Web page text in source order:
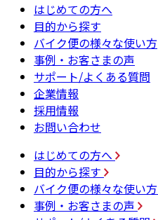
はじめての方へ
目的から探す
バイク便の様々な使い方
事例・お客さまの声
サポート/よくある質問
企業情報
採用情報
お問い合わせ
はじめての方へ
目的から探す
バイク便の様々な使い方
事例・お客さまの声